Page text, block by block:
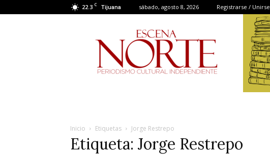
22.3 C Tijuana sábado, agosto 8, 2026 Registrarse / Unirse
Norte
Inicio Etiquetas Jorge Restrepo
Etiqueta: Jorge Restrepo